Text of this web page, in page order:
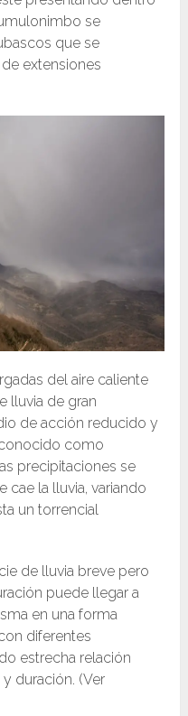
se
que se
extensiones
del aire caliente
lluvia de gran
de acción reducido y
como
precipitaciones se
cae la lluvia, variando
un torrencial
de lluvia breve pero
puede llegar a
en una forma
diferentes
estrecha relación
duración. (Ver